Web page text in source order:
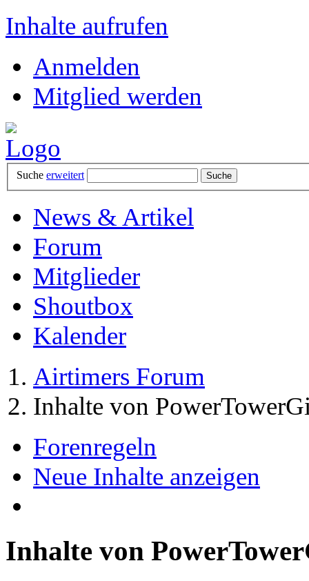
Inhalte aufrufen
Anmelden
Mitglied werden
Suche erweitert
News & Artikel
Forum
Mitglieder
Shoutbox
Kalender
Airtimers Forum
Inhalte von
Forenregeln
Neue Inhalte anzeigen
Inhalte von